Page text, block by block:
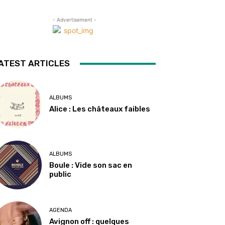
- Advertisement -
ARTICLES
ALBUMS
Alice : Les châteaux faibles
ALBUMS
Boule : Vide son sac en
public
AGENDA
Avignon off : quelques